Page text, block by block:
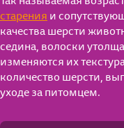
старенияи
качества шерсти
седина, волоски
изменяются их
количество шерсти,
уходе за питомцем.